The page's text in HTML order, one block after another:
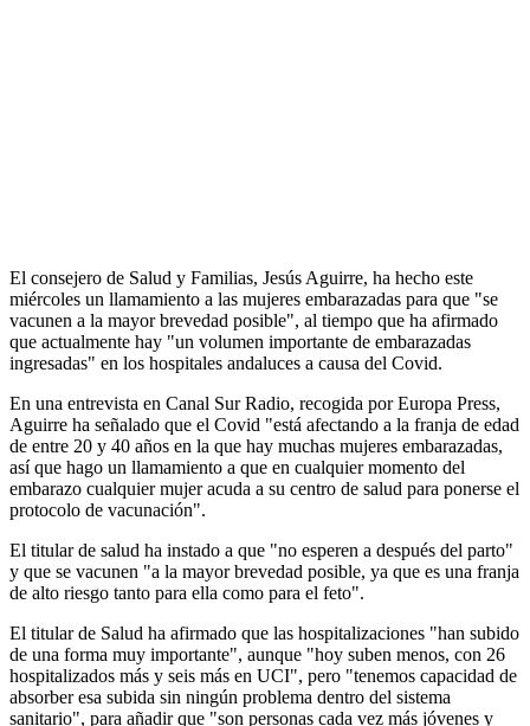
El consejero de Salud y Familias, Jesús Aguirre, ha hecho este
miércoles un llamamiento a las mujeres embarazadas para que "se
vacunen a la mayor brevedad posible", al tiempo que ha afirmado
que actualmente hay "un volumen importante de embarazadas
ingresadas" en los hospitales andaluces a causa del Covid.
En una entrevista en Canal Sur Radio, recogida por Europa Press,
Aguirre ha señalado que el Covid "está afectando a la franja de edad
de entre 20 y 40 años en la que hay muchas mujeres embarazadas,
así que hago un llamamiento a que en cualquier momento del
embarazo cualquier mujer acuda a su centro de salud para ponerse el
protocolo de vacunación".
El titular de salud ha instado a que "no esperen a después del parto"
y que se vacunen "a la mayor brevedad posible, ya que es una franja
de alto riesgo tanto para ella como para el feto".
El titular de Salud ha afirmado que las hospitalizaciones "han subido
de una forma muy importante", aunque "hoy suben menos, con 26
hospitalizados más y seis más en UCI", pero "tenemos capacidad de
absorber esa subida sin ningún problema dentro del sistema
sanitario", para añadir que "son personas cada vez más jóvenes y